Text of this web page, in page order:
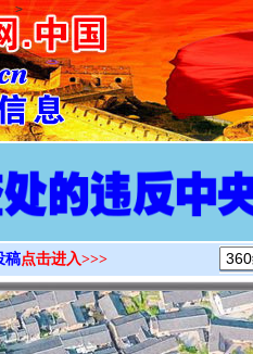
>
稿点击进入>>>